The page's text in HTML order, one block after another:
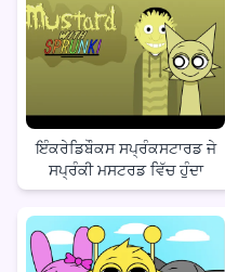
ਇੰਕਰੇਡਿਬੌਕਸ ਸਪ੍ਰੰਕਸਟਾਰਡ ਜੇ
ਸਪ੍ਰੰਕੀ ਮਸਟਰਡ ਵਿੱਚ ਹੁੰਦਾ